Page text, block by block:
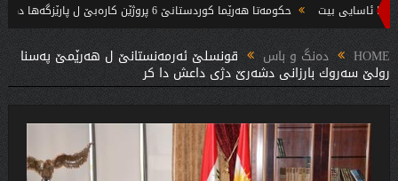
حکومەتا هەرێما کوردستانێ 6 پروژێن کارەبێ ل پارێزگەها دهوکێ هنارتنه‌ قوناغا بجهئینانێ
بریار ده‌رئێخستن
HOME دەنگ و باس قونسلێ ئه‌رمه‌نستانێ ل هه‌رێمێ په‌سنا
رولێ سه‌روك بارزانى دشه‌رێ دژى داعش دا كر